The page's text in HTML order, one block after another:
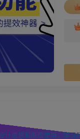
计思想和原理使用，学